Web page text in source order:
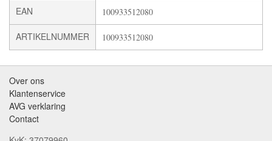
EAN 100933512080
ARTIKELNUMMER 100933512080
Over ons
Klantenservice
AVG verklaring
Contact